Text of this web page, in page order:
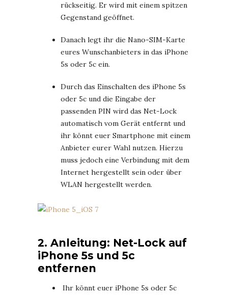
rückseitig. Er wird mit einem spitzen
Gegenstand geöffnet.
Danach legt ihr die Nano-SIM-Karte
eures Wunschanbieters in das iPhone
5s oder 5c ein.
Durch das Einschalten des iPhone 5s
oder 5c und die Eingabe der
passenden PIN wird das Net-Lock
automatisch vom Gerät entfernt und
ihr könnt euer Smartphone mit einem
Anbieter eurer Wahl nutzen. Hierzu
muss jedoch eine Verbindung mit dem
Internet hergestellt sein oder über
WLAN hergestellt werden.
2. Anleitung: Net-Lock auf
iPhone 5s und 5c
entfernen
Ihr könnt euer iPhone 5s oder 5c